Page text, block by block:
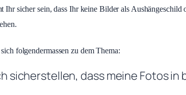
Ihr sicher sein, dass Ihr keine Bilder als
folgendermassen zu dem Thema:
sicherstellen, dass meine Fotos